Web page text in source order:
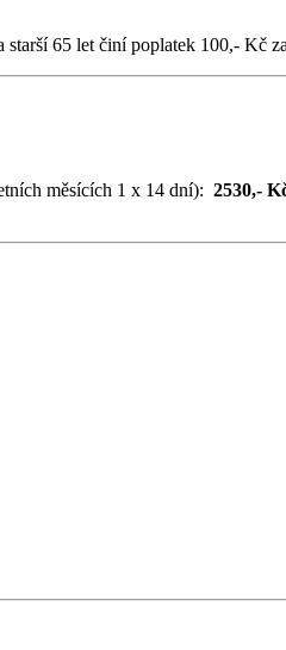
65 let činí poplatek 100,- Kč
měsících 1 x 14 dní): 2530,-